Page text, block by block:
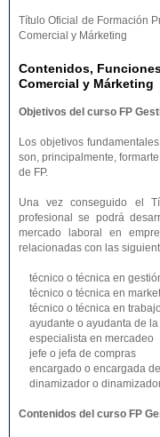
Título Oficial de Formación
Comercial y Márketing
Contenidos,
Comercial y Márketing
Objetivos del curso FP
Los objetivos
son, principalmente,
de FP.
Una vez conseguido el
profesional se podrá
mercado laboral en
relacionadas con las
técnico o técnica en
técnico o técnica en
técnico o técnica en
ayudante o ayudanta de
especialista en mercadeo
jefe o jefa de compras
encargado o encargada
dinamizador o
Contenidos del curso FP